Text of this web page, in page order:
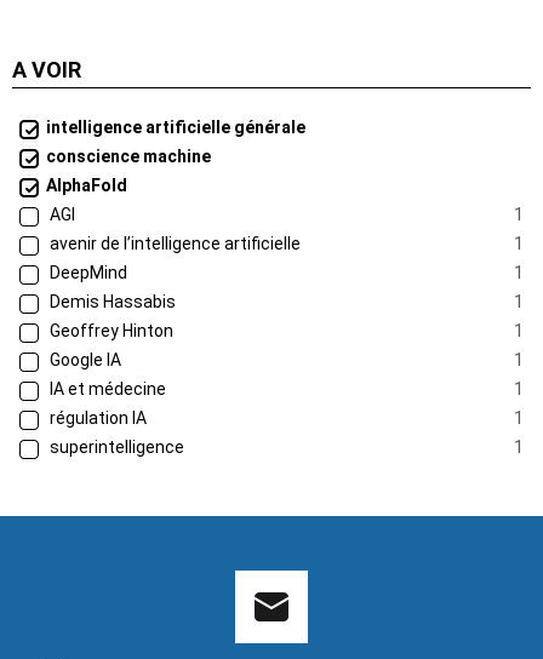
A VOIR
intelligence artificielle générale
conscience machine
AlphaFold
AGI
1
avenir de l’intelligence artificielle
1
DeepMind
1
Demis Hassabis
1
Geoffrey Hinton
1
Google IA
1
IA et médecine
1
régulation IA
1
superintelligence
1